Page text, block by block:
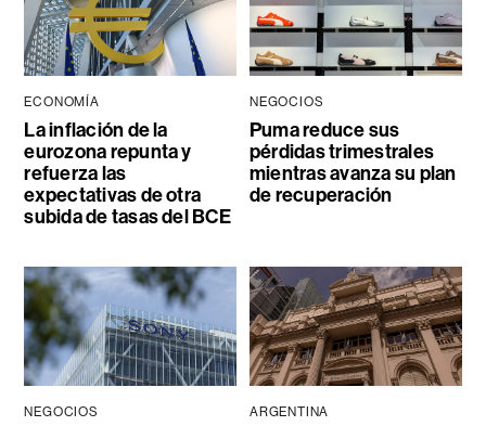
ECONOMÍA
La inflación de la
eurozona repunta y
refuerza las
expectativas de otra
subida de tasas del BCE
NEGOCIOS
Puma reduce sus
pérdidas trimestrales
mientras avanza su plan
de recuperación
NEGOCIOS ARGENTINA